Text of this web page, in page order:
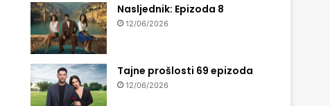
Nasljednik: Epizoda 8
12/06/2026
Tajne prošlosti 69 epizoda
12/06/2026